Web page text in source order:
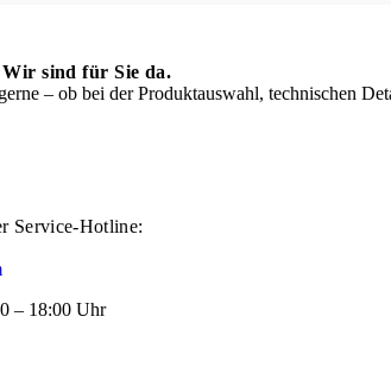
Wir sind für Sie da.
– ob bei der Produktauswahl, technischen
Service-Hotline:
– 18:00 Uhr